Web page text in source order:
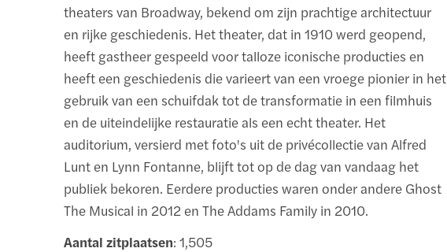
theaters van Broadway, bekend om zijn prachtige architectuur
en rijke geschiedenis. Het theater, dat in 1910 werd geopend,
heeft gastheer gespeeld voor talloze iconische producties en
heeft een geschiedenis die varieert van een vroege pionier in het
gebruik van een schuifdak tot de transformatie in een filmhuis
en de uiteindelijke restauratie als een echt theater. Het
auditorium, versierd met foto's uit de privécollectie van Alfred
Lunt en Lynn Fontanne, blijft tot op de dag van vandaag het
publiek bekoren. Eerdere producties waren onder andere Ghost
The Musical in 2012 en The Addams Family in 2010.
Aantal zitplaatsen: 1,505